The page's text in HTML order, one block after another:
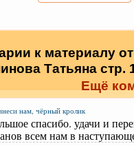
к материалу от
Татьяна стр.
Ещё
нам, чёрный кролик
спасибо. удачи и
всем нам в